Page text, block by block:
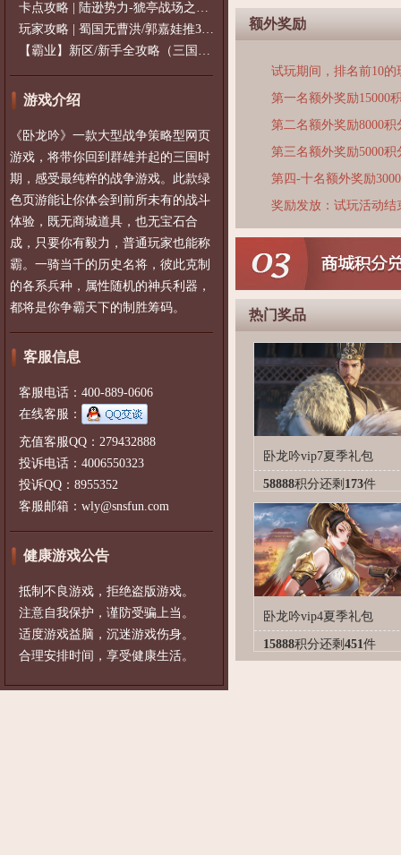
卡点攻略 | 陆逊势力-猇亭战场之陆逊
玩家攻略 | 蜀国无曹洪/郭嘉娃推375级，
【霸业】新区/新手全攻略（三国通用）2
游戏介绍
《卧龙吟》一款大型战争策略型网页
游戏，将带你回到群雄并起的三国时
期，感受最纯粹的战争游戏。此款绿
色页游能让你体会到前所未有的战斗
体验，既无商城道具，也无宝石合
成，只要你有毅力，普通玩家也能称
霸。一骑当千的历史名将，彼此克制
的各系兵种，属性随机的神兵利器，
都将是你争霸天下的制胜筹码。
客服信息
客服电话：400-889-0606
在线客服：
充值客服QQ：279432888
投诉电话：4006550323
投诉QQ：8955352
客服邮箱：wly@snsfun.com
健康游戏公告
抵制不良游戏，拒绝盗版游戏。
注意自我保护，谨防受骗上当。
适度游戏益脑，沉迷游戏伤身。
合理安排时间，享受健康生活。
额外奖励
试玩期间，排名前10
第一名额外奖励15000
第二名额外奖励8000积
第三名额外奖励5000积
第四-十名额外奖励
奖励发放：试玩活动
热门奖品
卧龙吟vip7夏季礼包
58888积分还剩 173件
卧龙吟vip4夏季礼包
15888积分还剩 451件